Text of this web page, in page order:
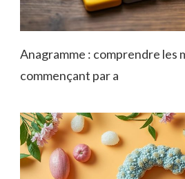
Anagramme : comprendre les
commençant par a